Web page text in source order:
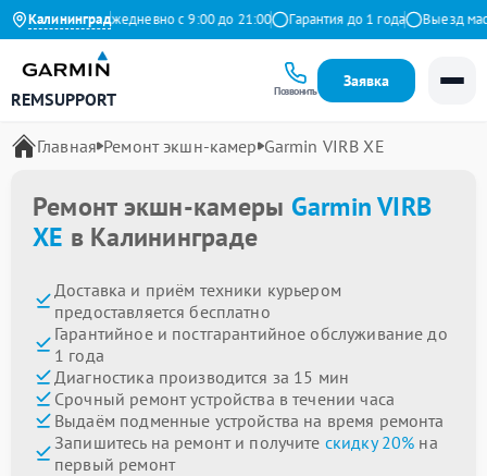
Калининград
Яндекс Ежедневно с 9:00 до 21:00 Гарантия до 1 года Выезд
REMSUPPORT Позвонить
Заявка
Главная Ремонт экшн-камер Garmin VIRB XE
Ремонт экшн-камеры Garmin VIRB
XE в Калининграде
Доставка и приём техники курьером
предоставляется бесплатно
Гарантийное и постгарантийное обслуживание до
1 года
Диагностика производится за 15 мин
Срочный ремонт устройства в течении часа
Выдаём подменные устройства на время ремонта
Запишитесь на ремонт и получите скидку 20% на
первый ремонт